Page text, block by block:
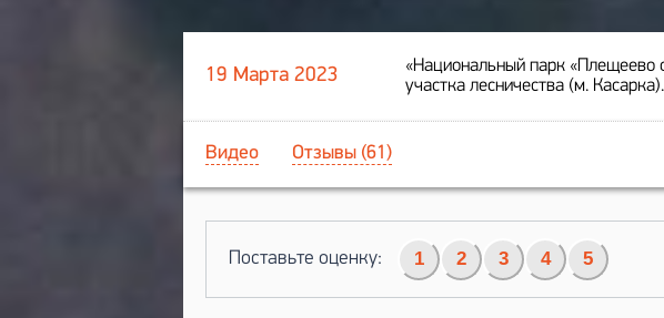
19 Марта 2023
«Национальный парк «Плещеево
участка лесничества (м. Касарка).
Видео Отзывы (61)
Поставьте оценку: 1 2 3 4 5